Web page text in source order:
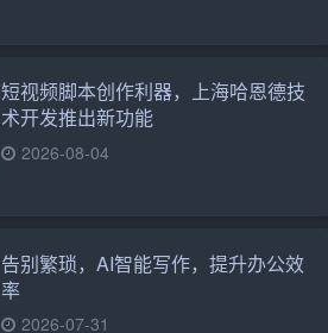
短视频脚本创作利器，上海哈恩德技
术开发推出新功能
2026-08-04
告别繁琐，AI智能写作，提升办公效
率
2026-07-31